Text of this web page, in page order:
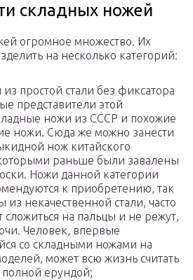
складных ножей
огромное множество. Их
на несколько категорий:
простой стали без фиксатора
представители этой
ножи из СССР и похожие
ножи. Сюда же можно занести
нож китайского
раньше были завалены
Ножи данной категории
к приобретению, так
из некачественной стали, часто
сложиться на пальцы и не режут,
Человек, впервые
со складными ножами на
может всю жизнь считать
ерундой;